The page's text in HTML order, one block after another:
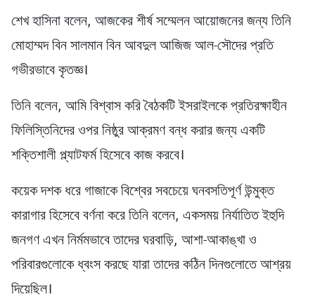
শেখ হাসিনা বলেন, আজকের শীর্ষ সম্মেলন আয়োজনের জন্য তিনি
মোহাম্মদ বিন সালমান বিন আবদুল আজিজ আল-সৌদের প্রতি
গভীরভাবে কৃতজ্ঞ।
তিনি বলেন, আমি বিশ্বাস করি বৈঠকটি ইসরাইলকে প্রতিরক্ষাহীন
ফিলিস্তিনিদের ওপর নিষ্ঠুর আক্রমণ বন্ধ করার জন্য একটি
শক্তিশালী প্ল্যাটফর্ম হিসেবে কাজ করবে।
কয়েক দশক ধরে গাজাকে বিশ্বের সবচেয়ে ঘনবসতিপূর্ণ উন্মুক্ত
কারাগার হিসেবে বর্ণনা করে তিনি বলেন, একসময় নির্যাতিত ইহুদি
জনগণ এখন নির্মমভাবে তাদের ঘরবাড়ি, আশা-আকাঙ্খা ও
পরিবারগুলোকে ধ্বংস করছে যারা তাদের কঠিন দিনগুলোতে আশ্রয়
দিয়েছিল।